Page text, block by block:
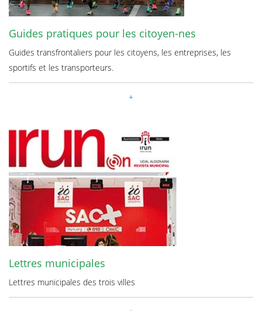
Guides pratiques pour les citoyen-nes
Guides transfrontaliers pour les citoyens, les entreprises, les
sportifs et les transporteurs.
Lettres municipales
Lettres municipales des trois villes